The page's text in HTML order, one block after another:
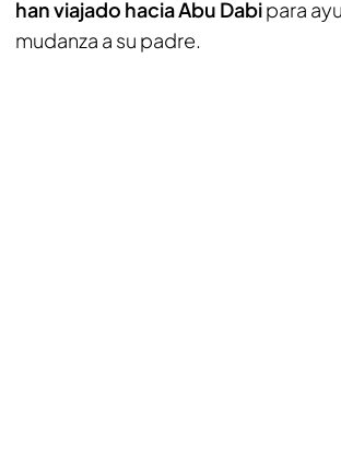
han viajado hacia Abu Dabipara
mudanza a su padre.